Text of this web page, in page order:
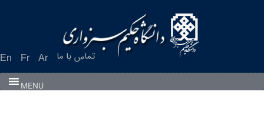
En Fr Ar تماس با ما
MENU